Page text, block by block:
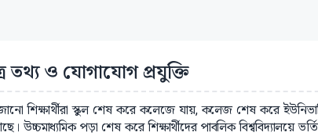
তথ্য ও যোগাযোগ প্রযুক্তি
শিক্ষার্থীরা স্কুল শেষ করে কলেজে যায়, কলেজ শেষ করে
উচ্চমাধ্যমিক পড়া শেষ করে শিক্ষার্থীদের পাবলিক